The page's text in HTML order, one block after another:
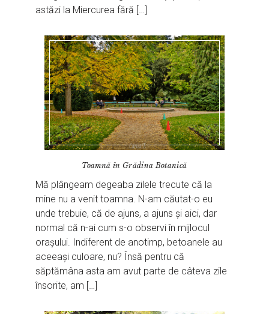
astăzi la Miercurea fără […]
Toamnă în Grădina Botanică
Mă plângeam degeaba zilele trecute că la
mine nu a venit toamna. N-am căutat-o eu
unde trebuie, că de ajuns, a ajuns și aici, dar
normal că n-ai cum s-o observi în mijlocul
orașului. Indiferent de anotimp, betoanele au
aceeași culoare, nu? Însă pentru că
săptămâna asta am avut parte de câteva zile
însorite, am […]